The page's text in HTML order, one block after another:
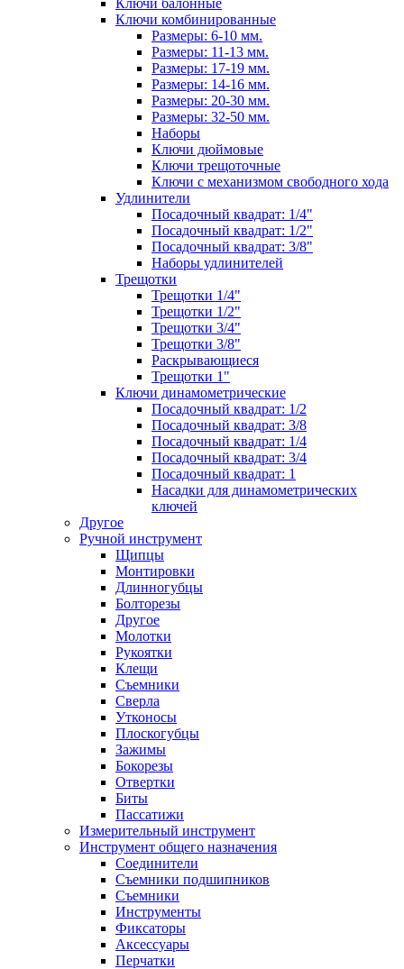
Ключи балонные
Ключи комбинированные
Размеры: 6-10 мм.
Размеры: 11-13 мм.
Размеры: 17-19 мм.
Размеры: 14-16 мм.
Размеры: 20-30 мм.
Размеры: 32-50 мм.
Наборы
Ключи дюймовые
Ключи трещоточные
Ключи с механизмом свободного хода
Удлинители
Посадочный квадрат: 1/4"
Посадочный квадрат: 1/2"
Посадочный квадрат: 3/8"
Наборы удлинителей
Трещотки
Трещотки 1/4"
Трещотки 1/2"
Трещотки 3/4"
Трещотки 3/8"
Раскрывающиеся
Трещотки 1"
Ключи динамометрические
Посадочный квадрат: 1/2
Посадочный квадрат: 3/8
Посадочный квадрат: 1/4
Посадочный квадрат: 3/4
Посадочный квадрат: 1
Насадки для динамометрических
ключей
Другое
Ручной инструмент
Щипцы
Монтировки
Длинногубцы
Болторезы
Другое
Молотки
Рукоятки
Клещи
Съемники
Сверла
Утконосы
Плоскогубцы
Зажимы
Бокорезы
Отвертки
Биты
Пассатижи
Измерительный инструмент
Инструмент общего назначения
Соединители
Съемники подшипников
Съемники
Инструменты
Фиксаторы
Аксессуары
Перчатки